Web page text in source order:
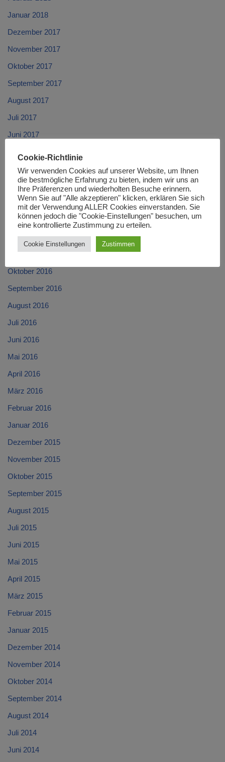
Januar 2018
Dezember 2017
November 2017
Oktober 2017
September 2017
August 2017
Juli 2017
Juni 2017
April 2017
März 2017
Februar 2017
Januar 2017
Dezember 2016
November 2016
Oktober 2016
September 2016
August 2016
Juli 2016
Juni 2016
Mai 2016
April 2016
März 2016
Februar 2016
Januar 2016
Dezember 2015
November 2015
Oktober 2015
September 2015
August 2015
Juli 2015
Juni 2015
Mai 2015
April 2015
März 2015
Februar 2015
Januar 2015
Dezember 2014
November 2014
Oktober 2014
September 2014
August 2014
Juli 2014
Juni 2014
Cookie-Richtlinie
Wir verwenden Cookies auf unserer Website, um Ihnen
die bestmögliche Erfahrung zu bieten, indem wir uns an
Ihre Präferenzen und wiederholten Besuche erinnern.
Wenn Sie auf "Alle akzeptieren" klicken, erklären Sie sich
mit der Verwendung ALLER Cookies einverstanden. Sie
können jedoch die "Cookie-Einstellungen" besuchen, um
eine kontrollierte Zustimmung zu erteilen.
Cookie Einstellungen Zustimmen